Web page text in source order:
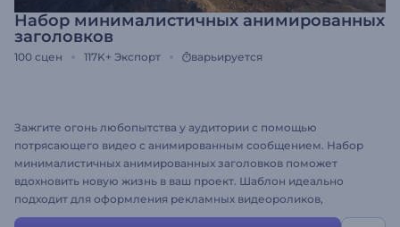
Набор минималистичных анимированных
заголовков
100 сцен 117K+ Экспорт варьируется
Зажгите огонь любопытства у аудитории с помощью
потрясающего видео с анимированным сообщением. Набор
минималистичных анимированных заголовков поможет
вдохновить новую жизнь в ваш проект. Шаблон идеально
подходит для оформления рекламных видеороликов,
объявлений, презентаций, рекламы на ТВ, YouTube-каналов и